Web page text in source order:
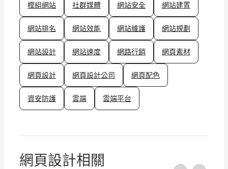
模組網站 社群媒體 網站安全 網站建置
網站排名 網站效能 網站維護 網站規劃
網站設計 網站速度 網路行銷 網頁素材
網頁設計 網頁設計公司 網頁配色
資安防護 雲端 雲端平台
網頁設計相關